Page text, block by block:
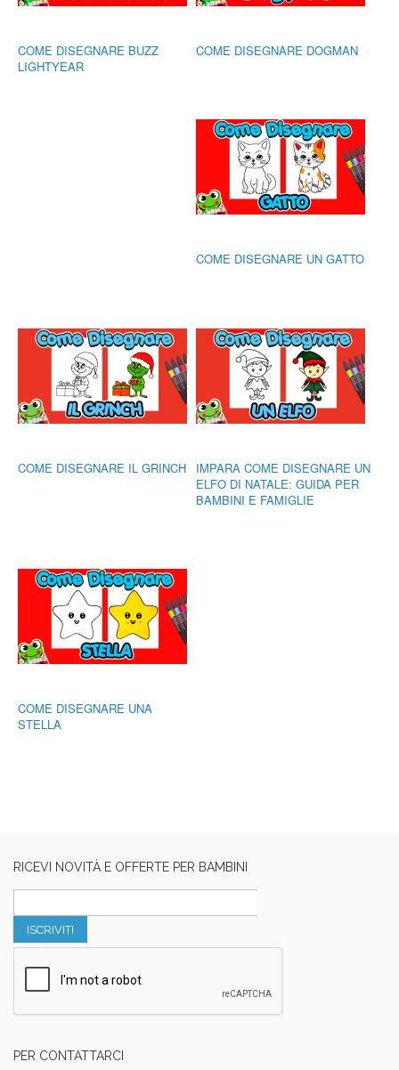
COME DISEGNARE BUZZ
LIGHTYEAR
COME DISEGNARE DOGMAN
COME DISEGNARE UN GATTO
COME DISEGNARE IL GRINCH
IMPARA COME DISEGNARE UN
ELFO DI NATALE: GUIDA PER
BAMBINI E FAMIGLIE
COME DISEGNARE UNA
STELLA
RICEVI NOVITÀ E OFFERTE PER BAMBINI
ISCRIVITI
PER CONTATTARCI